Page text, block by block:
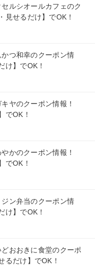
ルシオールカフェのク
見せるだけ】でOK！
かつ和幸のクーポン情
け】でOK！
ヤのクーポン情報！
でOK！
かのクーポン情報！
でOK！
ジン弁当のクーポン情
け】でOK！
おおきに食堂のクーポ
るだけ】でOK！